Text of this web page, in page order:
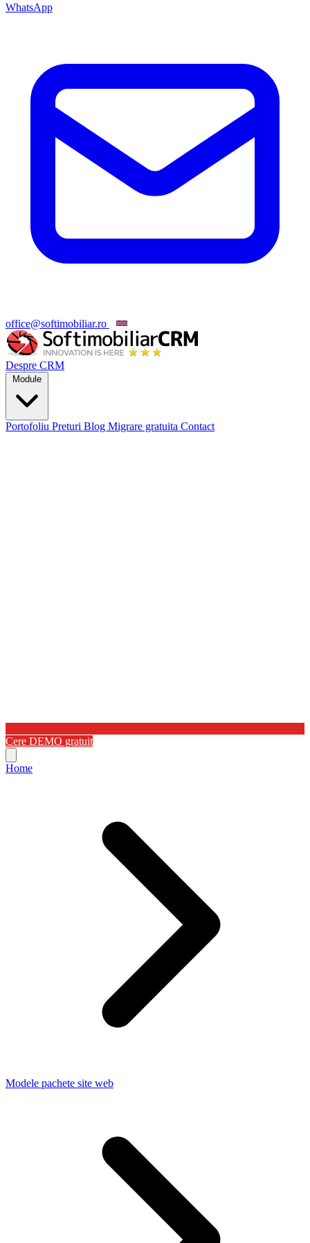
WhatsApp
office@softimobiliar.ro
Despre CRM
Module
Portofoliu Preturi Blog Migrare gratuita Contact
Cere DEMO gratuit
Home
Modele pachete site web